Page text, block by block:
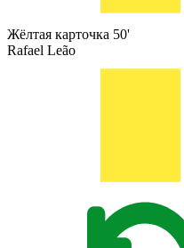
Жёлтая карточка 50'
Rafael Leão